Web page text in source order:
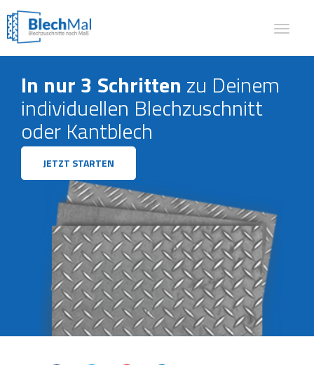
Toggle
In nur 3 Schritten zu Deinem
individuellen Blechzuschnitt
oder Kantblech
JETZT STARTEN